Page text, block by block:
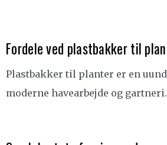
Fordele ved plastbakker til
Plastbakker til planter er en
moderne havearbejde og